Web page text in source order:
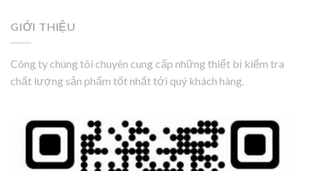
GIỚI THIỆU
Công ty chúng tôi chuyên cung cấp những thiết bị kiểm tra
chất lượng sản phẩm tốt nhất tới quý khách hàng.